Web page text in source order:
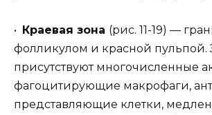
• Краевая зона (рис. 11-19) —
фолликулом и красной пульпой.
присутствуют многочисленные
фагоцитирующие макрофаги,
представляющие клетки,